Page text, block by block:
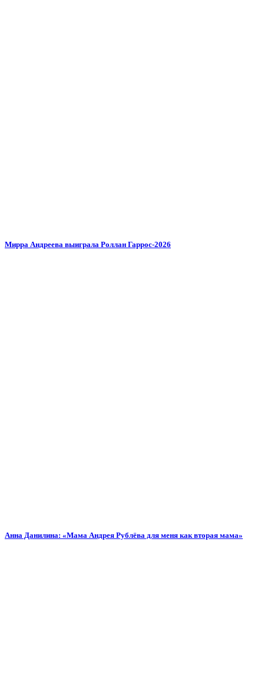
Мирра Андреева выиграла Роллан Гаррос-2026
Анна Данилина: «Мама Андрея Рублёва для меня как вторая мама»